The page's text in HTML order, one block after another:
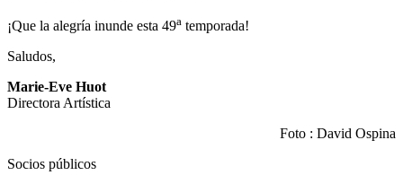
¡Que la alegría inunde esta 49a temporada!
Saludos,
Marie-Eve Huot
Directora Artística
Foto : David Ospina
Socios públicos